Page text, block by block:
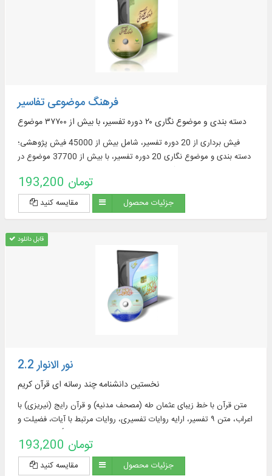
فرهنگ موضوعی تفاسیر
دسته‌ بندی و موضوع‌ نگاری ۲۰ دوره تفسیر، با بیش از ۳۷۷۰۰ موضوع
فیش‌ برداری از 20 دوره تفسیر، شامل بیش از 45000 فیش پژوهشی؛
دسته‌ بندی و موضوع‌ نگاری 20 دوره تفسیر، با بیش از 37700 موضوع در
193,200 تومان
مقایسه کنید جزئیات محصول
قابل دانلود
نور الانوار 2.2
نخستین دانشنامه چند رسانه ای قرآن کریم
متن قرآن با خط زیباى عثمان طه (مصحف مدنیه) و قرآن رایج (نیریزى) با
اعراب، متن ۹ تفسیر، ارایه روایات تفسیرى، روایات مرتبط با آیات، فضیلت و
193,200 تومان
مقایسه کنید جزئیات محصول